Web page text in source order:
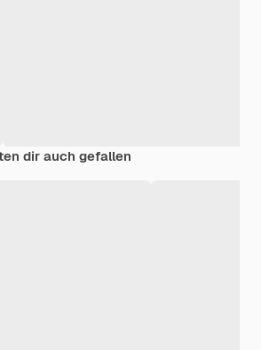
dir auch gefallen